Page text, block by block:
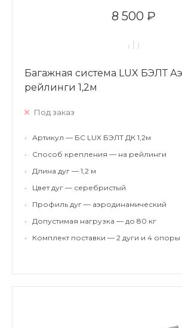
8 500 ₽
Багажная система LUX БЭЛТ
рейлинги 1,2м
Под заказ
•
Артикул — БС LUX БЭЛТ ДК 1,2м
•
Способ крепления — на рейлинги
•
Длина дуг — 1,2 м
•
Цвет дуг — серебристый
•
Профиль дуг — аэродинамический
•
Допустимая нагрузка — до 80 кг
•
Комплект поставки — 2 дуги и 4 опоры